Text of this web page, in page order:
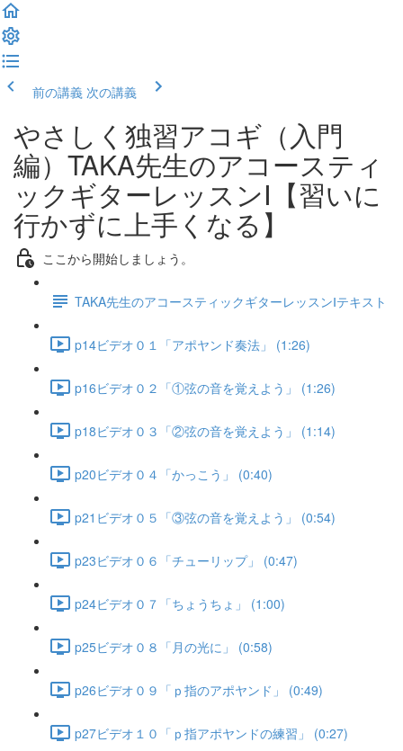
前の講義 次の講義
やさしく独習アコギ（入門
編）TAKA先生のアコースティ
ックギターレッスンⅠ【習いに
行かずに上手くなる】
ここから開始しましょう。
TAKA先生のアコースティックギターレッスンⅠテキスト
p14ビデオ０１「アポヤンド奏法」 (1:26)
p16ビデオ０２「①弦の音を覚えよう」 (1:26)
p18ビデオ０３「②弦の音を覚えよう」 (1:14)
p20ビデオ０４「かっこう」 (0:40)
p21ビデオ０５「③弦の音を覚えよう」 (0:54)
p23ビデオ０６「チューリップ」 (0:47)
p24ビデオ０７「ちょうちょ」 (1:00)
p25ビデオ０８「月の光に」 (0:58)
p26ビデオ０９「ｐ指のアポヤンド」 (0:49)
p27ビデオ１０「ｐ指アポヤンドの練習」 (0:27)